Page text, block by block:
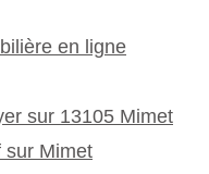
en ligne
sur 13105 Mimet
sur Mimet